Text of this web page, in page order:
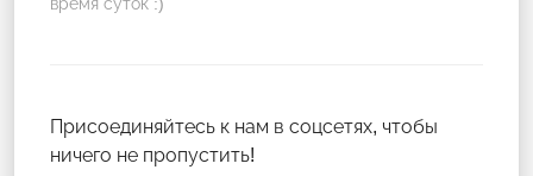
Присоединяйтесь к нам в соцсетях, чтобы
ничего не пропустить!